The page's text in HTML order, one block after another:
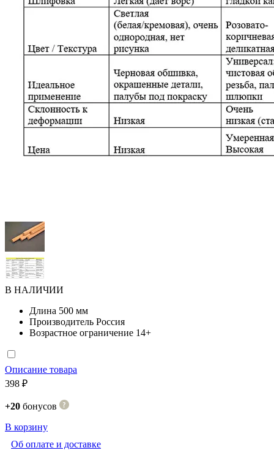
В НАЛИЧИИ
Длина 500 мм
Производитель Россия
Возрастное ограничение 14+
Описание товара
398 ₽
+20 бонусов
В корзину
Об оплате и доставке